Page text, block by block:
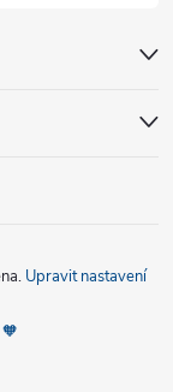
Upravit nastavení